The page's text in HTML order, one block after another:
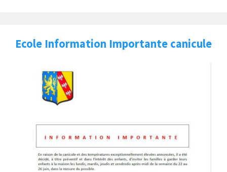
Ecole Information Importante canicule